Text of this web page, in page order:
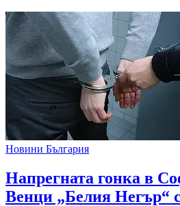
Новини България
Напрегната гонка в
Венци „Белия Негър“